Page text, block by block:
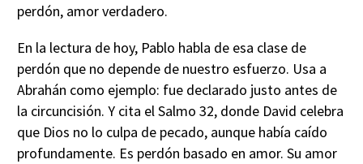
perdón, amor verdadero.
En la lectura de hoy, Pablo habla de esa clase de
perdón que no depende de nuestro esfuerzo. Usa a
Abrahán como ejemplo: fue declarado justo antes de
la circuncisión. Y cita el Salmo 32, donde David celebra
que Dios no lo culpa de pecado, aunque había caído
profundamente. Es perdón basado en amor. Su amor